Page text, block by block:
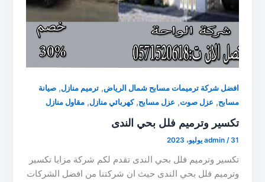
افضل شركة ترميمات مسابح شمال الرياض,ترميم منازل,صيانة
مسابح, عزل صوت, عزل مسابح,كهربائي منازل,مقاول منازل
تكسير وترميم فلل بحي الندى
admin /31 يوليو، 2023
تكسير وترميم فلل بحي الندى تقدم لكم شركة مزايا تكسير
وترميم فلل بحي الندى حيث ان شركتنا من افضل الشركات